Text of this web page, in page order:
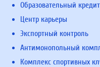
Образовательный
Центр карьеры
Экспортный контроль
Антимонопольный
Комплекс спортивных